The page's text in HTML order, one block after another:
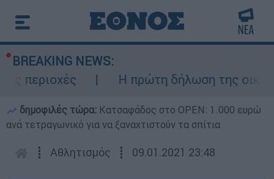
BREAKING NEWS:
Η πρώτη δήλωση της
δημοφιλές τώρα: Κατσαφάδος στο OPEN: 1.000 ευρώ
ανά τετραγωνικό για να ξαναχτιστούν τα σπίτια
┋ Αθλητισμός ┋ 09.01.2021 23:48